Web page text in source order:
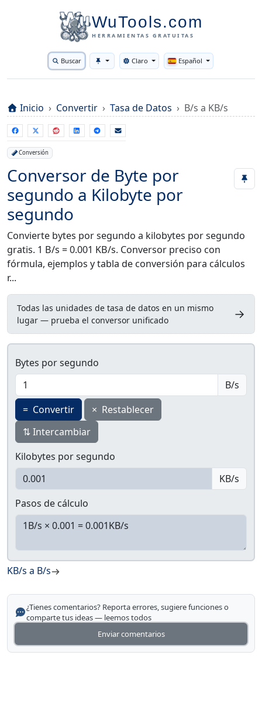
WuTools.com
HERRAMIENTAS GRATUITAS
Buscar Toggle theme
Claro Español
Inicio Convertir Tasa de Datos B/s a KB/s
Conversión
Conversor de Byte por
segundo a Kilobyte por
segundo
Convierte bytes por segundo a kilobytes por segundo
gratis. 1 B/s = 0.001 KB/s. Conversor preciso con
fórmula, ejemplos y tabla de conversión para cálculos
r...
Todas las unidades de tasa de datos en un mismo
lugar — prueba el conversor unificado
→
Bytes por segundo
B/s
= Convertir × Restablecer
⇅ Intercambiar
Kilobytes por segundo
KB/s
Pasos de cálculo
KB/s a B/s
¿Tienes comentarios? Reporta errores, sugiere funciones o
comparte tus ideas — leemos todos
Enviar comentarios